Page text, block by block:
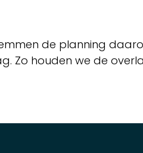
de planning
Zo houden we de